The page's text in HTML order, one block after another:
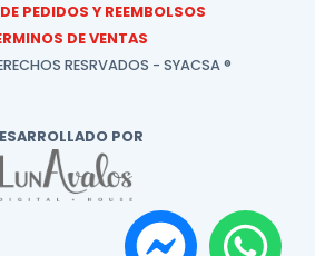
PEDIDOS Y REEMBOLSOS
DE VENTAS
RESRVADOS - SYACSA ®
POR